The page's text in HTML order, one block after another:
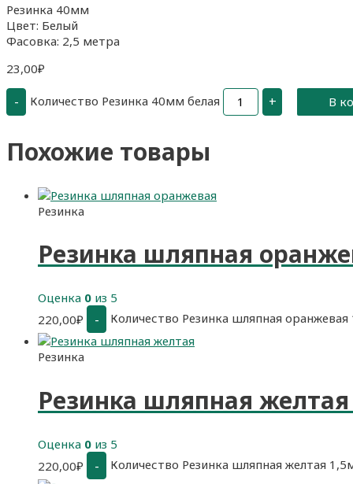
Резинка 40мм
Цвет: Белый
Фасовка: 2,5 метра
23,00₽
- Количество Резинка 40мм белая + В
Похожие товары
Резинка
Резинка шляпная
Оценка 0 из 5
220,00₽ - Количество Резинка шляпная
Резинка
Резинка шляпная
Оценка 0 из 5
220,00₽ - Количество Резинка шляпная желтая